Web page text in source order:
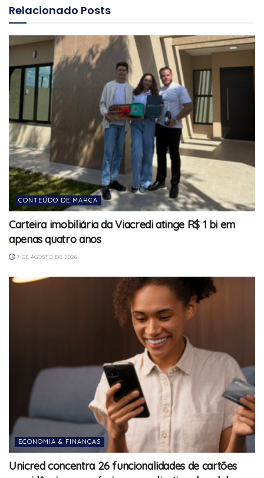
Relacionado Posts
CONTEÚDO DE MARCA
Carteira imobiliária da Viacredi atinge R$ 1 bi em
apenas quatro anos
7 DE AGOSTO DE 2026
ECONOMIA & FINANÇAS
Unicred concentra 26 funcionalidades de cartões